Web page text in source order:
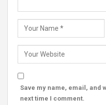
Save my name, email, and
next time I comment.